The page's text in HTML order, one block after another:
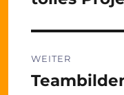
WEITER
Nächster